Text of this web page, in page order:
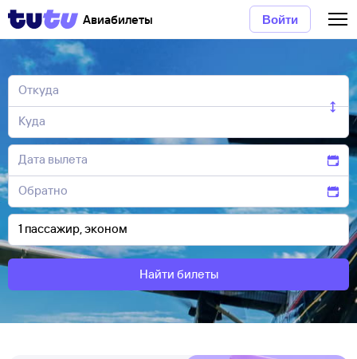
Авиабилеты Войти
Найти билеты